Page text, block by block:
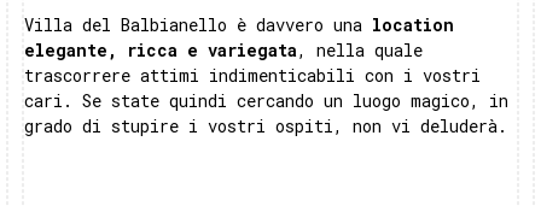
Villa del Balbianello è davvero una location
elegante, ricca e variegata, nella quale
trascorrere attimi indimenticabili con i vostri
cari. Se state quindi cercando un luogo magico, in
grado di stupire i vostri ospiti, non vi deluderà.